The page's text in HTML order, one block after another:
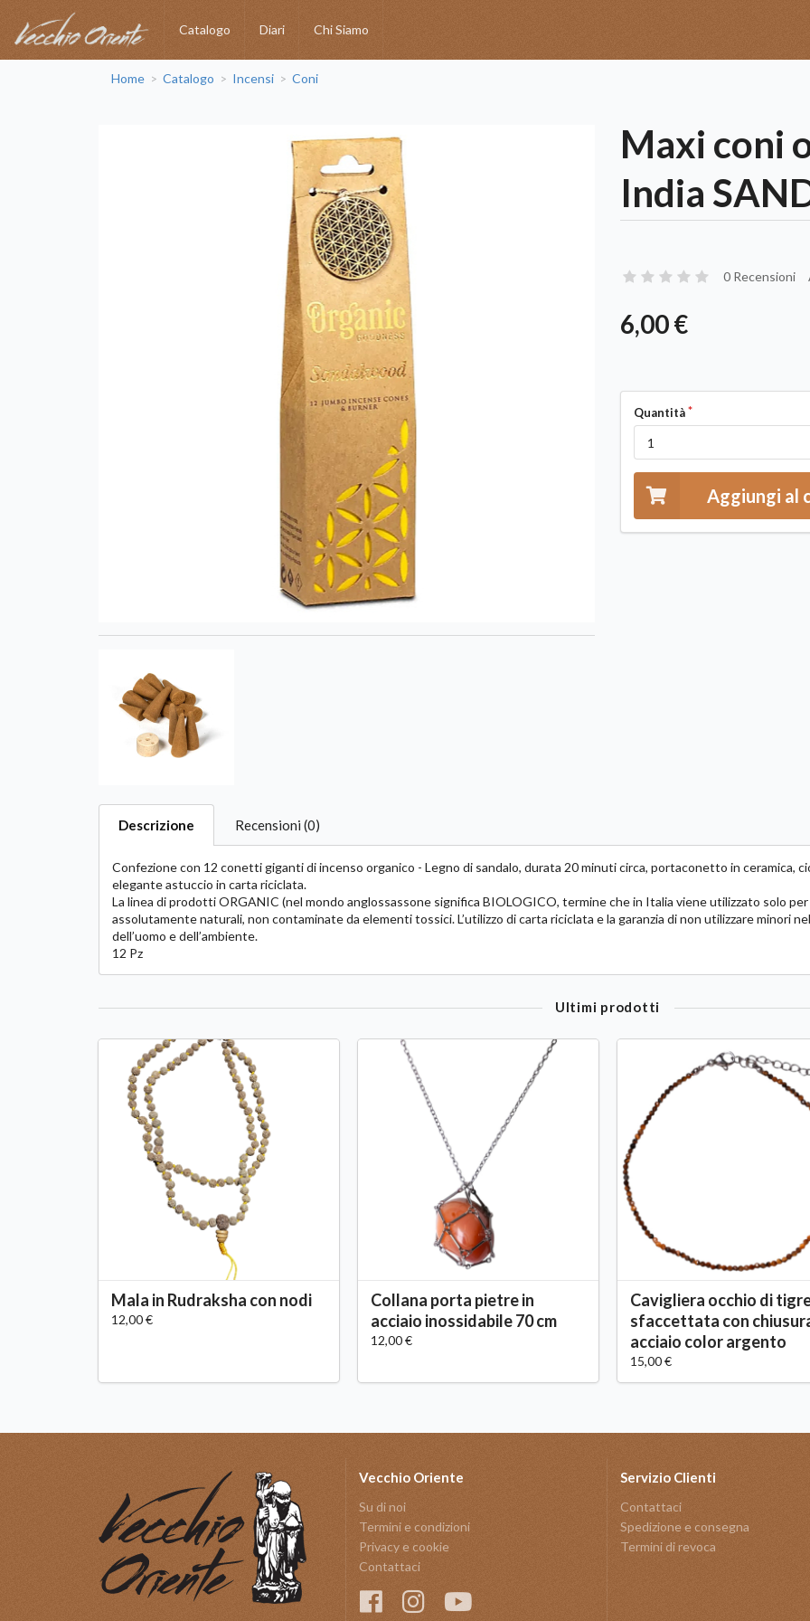
Catalogo Diari Chi Siamo
Home > Catalogo > Incensi > Coni
Maxi coni
India
0 Recensioni
6,00 €
Quantità
Aggiungi al
Descrizione Recensioni (0)
Confezione con 12 conetti giganti di incenso organico - Legno di sandalo, durata 20 minuti circa, portaconetto in ceramica,
elegante astuccio in carta riciclata.
La linea di prodotti ORGANIC (nel mondo anglossassone significa BIOLOGICO, termine che in Italia viene utilizzato solo
assolutamente naturali, non contaminate da elementi tossici. L’utilizzo di carta riciclata e la garanzia di non utilizzare minori
dell’uomo e dell’ambiente.
12 Pz
Ultimi prodotti
Mala in Rudraksha con nodi
12,00 €
Collana porta pietre in
acciaio inossidabile 70 cm
12,00 €
Cavigliera occhio di
sfaccettata con
acciaio color argento
15,00 €
Vecchio Oriente
Su di noi
Termini e condizioni
Privacy e cookie
Contattaci
Servizio Clienti
Contattaci
Spedizione e consegna
Termini di revoca